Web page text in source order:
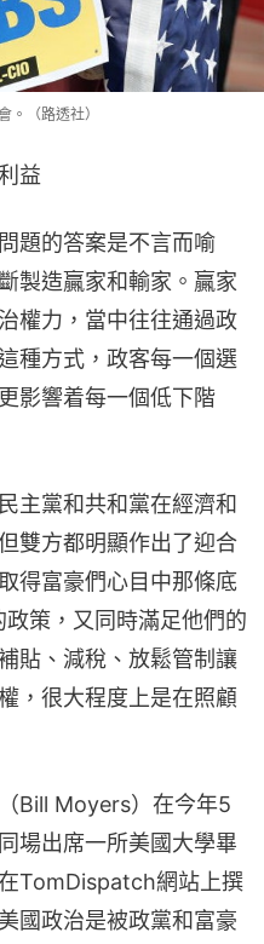
。（路透社）
益
題的答案是不言而喻
製造贏家和輸家。贏家
權力，當中往往通過政
種方式，政客每一個選
影響着每一個低下階
主黨和共和黨在經濟和
雙方都明顯作出了迎合
得富豪們心目中那條底
策，又同時滿足他們的
貼、減稅、放鬆管制讓
，很大程度上是在照顧
Bill Moyers）在今年5
場出席一所美國大學畢
TomDispatch網站上撰
國政治是被政黨和富豪